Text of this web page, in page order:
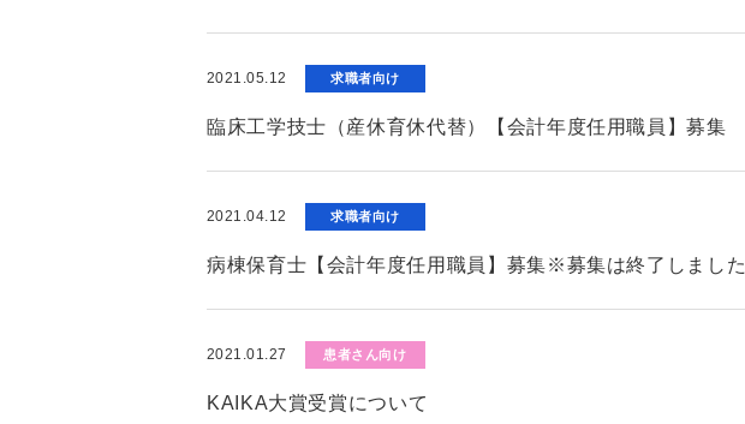
2021.05.12 求職者向け
臨床工学技士（産休育休代替）【会計年度任用職員】募集
2021.04.12 求職者向け
病棟保育士【会計年度任用職員】募集※募集は終了しました
2021.01.27 患者さん向け
KAIKA大賞受賞について